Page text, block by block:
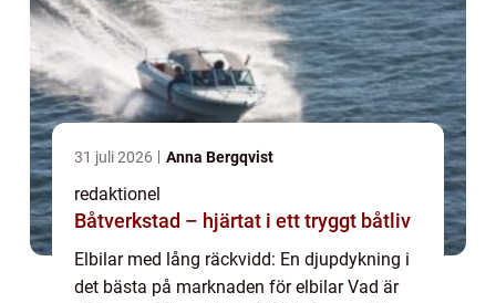
31 juli 2026 Anna Bergqvist
redaktionel
Båtverkstad – hjärtat i ett tryggt båtliv
Elbilar med lång räckvidd: En djupdykning i
det bästa på marknaden för elbilar Vad är